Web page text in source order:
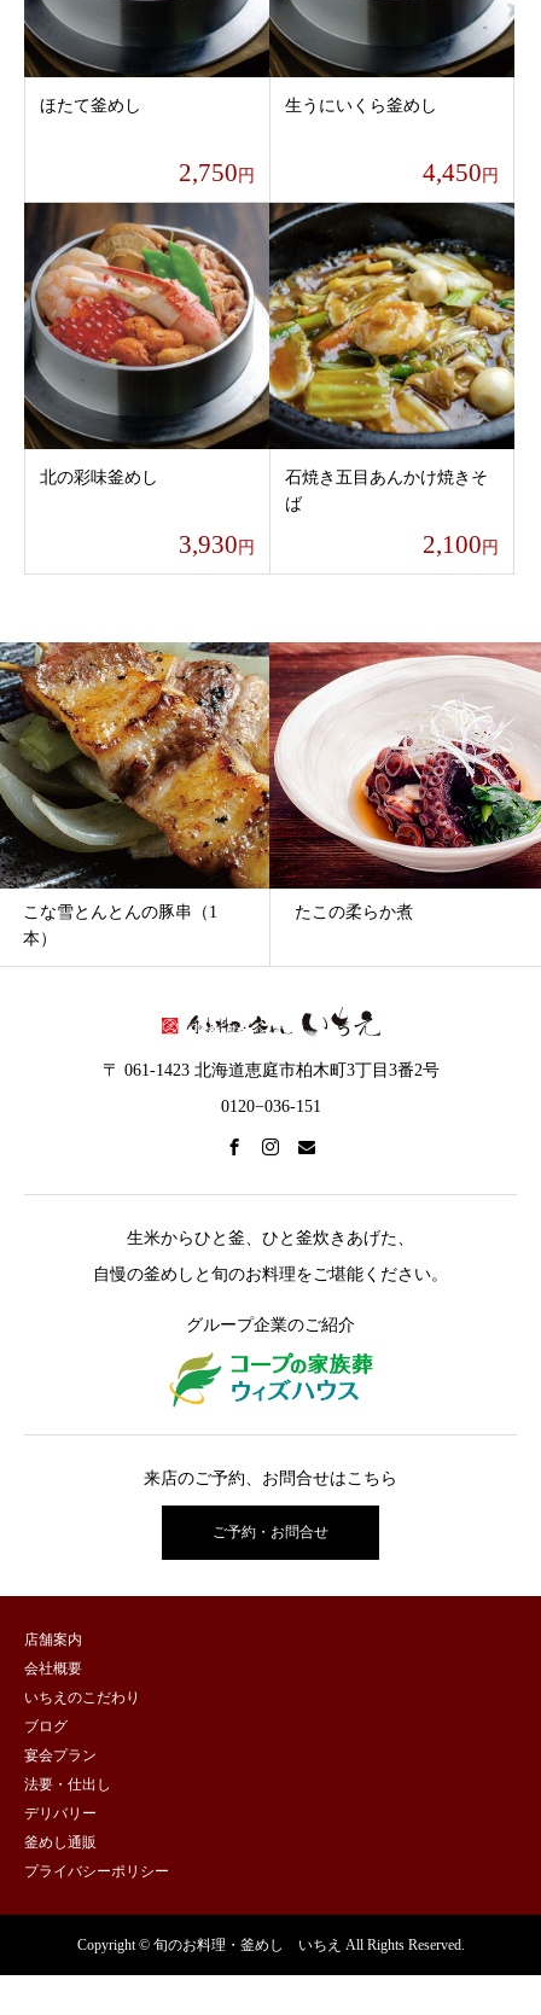
ほたて釜めし
2,750 円
生うにいくら釜めし
4,450 円
北の彩味釜めし
3,930円
石焼き五目あんかけ焼きそ
ば
2,100円
こな雪とんとんの豚串（1
本）
たこの柔らか煮
〒 061-1423 北海道恵庭市柏木町3丁目3番2号
0120−036-151
生米からひと釜、ひと釜炊きあげた、
自慢の釜めしと旬のお料理をご堪能ください。
グループ企業のご紹介
来店のご予約、お問合せはこちら
ご予約・お問合せ
店舗案内
会社概要
いちえのこだわり
ブログ
宴会プラン
法要・仕出し
デリバリー
釜めし通販
プライバシーポリシー
Copyright © 旬のお料理・釜めし いちえ All Rights Reserved.